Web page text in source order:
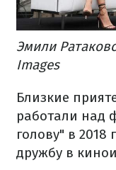
Эмили
Images
Близкие
работали над
голову" в 2018
дружбу в